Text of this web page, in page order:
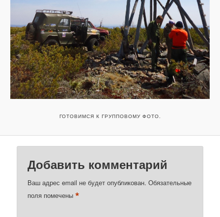
ГОТОВИМСЯ К ГРУППОВОМУ ФОТО.
Добавить комментарий
Ваш адрес email не будет опубликован. Обязательные
поля помечены*